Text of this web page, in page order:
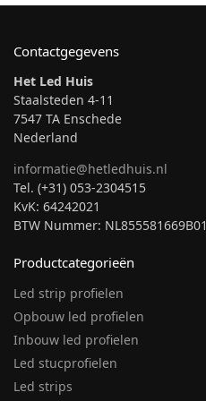
Contactgegevens
Het Led Huis
Staalsteden 4-11
7547 TA Enschede
Nederland
informatie@hetledhuis.nl
Tel. (+31) 053-2304515
KvK: 64242021
BTW Nummer: NL855581669B01
Productcategorieën
Led strip profielen
Opbouw led profielen
Inbouw led profielen
Led stucprofielen
Led strips